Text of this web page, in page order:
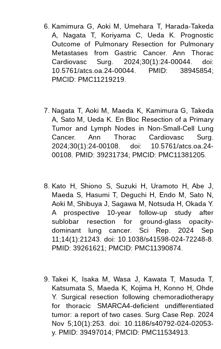
Kamimura G, Aoki M, Umehara T, Harada-Takeda
A, Nagata T, Koriyama C, Ueda K. Prognostic
Outcome of Pulmonary Resection for Pulmonary
Metastases from Gastric Cancer. Ann Thorac
Cardiovasc Surg. 2024;30(1):24-00044. doi:
10.5761/atcs.oa.24-00044. PMID: 38945854;
PMCID: PMC11219219.
Nagata T, Aoki M, Maeda K, Kamimura G, Takeda
A, Sato M, Ueda K. En Bloc Resection of a Primary
Tumor and Lymph Nodes in Non-Small-Cell Lung
Cancer. Ann Thorac Cardiovasc Surg.
2024;30(1):24-00108. doi: 10.5761/atcs.oa.24-
00108. PMID: 39231734; PMCID: PMC11381205.
Kato H, Shiono S, Suzuki H, Uramoto H, Abe J,
Maeda S, Hasumi T, Deguchi H, Endo M, Sato N,
Aoki M, Shibuya J, Sagawa M, Notsuda H, Okada Y.
A prospective 10-year follow-up study after
sublobar resection for ground-glass opacity-
dominant lung cancer. Sci Rep. 2024 Sep
11;14(1):21243. doi: 10.1038/s41598-024-72248-8.
PMID: 39261621; PMCID: PMC11390874.
Takei K, Isaka M, Wasa J, Kawata T, Masuda T,
Katsumata S, Maeda K, Kojima H, Konno H, Ohde
Y. Surgical resection following chemoradiotherapy
for thoracic SMARCA4-deficient undifferentiated
tumor: a report of two cases. Surg Case Rep. 2024
Nov 5;10(1):253. doi: 10.1186/s40792-024-02053-
y. PMID: 39497014; PMCID: PMC11534913.